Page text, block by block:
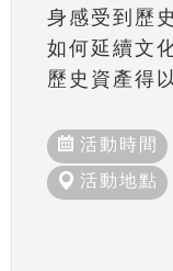
身感受到歷
如何延續文
歷史資產得
活動時間
活動地點